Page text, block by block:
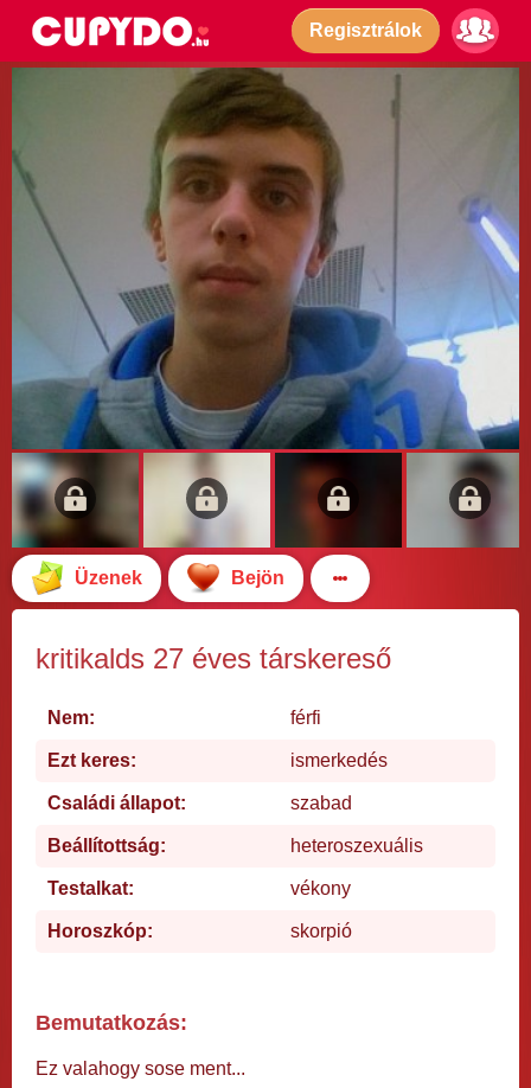
Regisztrálok
Üzenek Bejön
kritikalds 27 éves társkereső
Nem: férfi
Ezt keres: ismerkedés
Családi állapot: szabad
Beállítottság: heteroszexuális
Testalkat: vékony
Horoszkóp: skorpió
Bemutatkozás:
Ez valahogy sose ment...